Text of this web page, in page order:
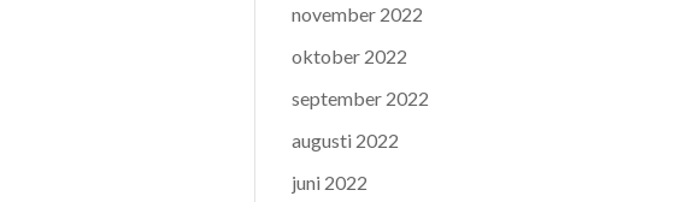
november 2022
oktober 2022
september 2022
augusti 2022
juni 2022